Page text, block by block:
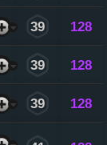
39 128
39 128
39 128